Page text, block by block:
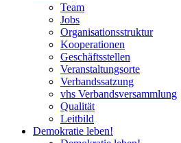
Team
Jobs
Organisationsstruktur
Kooperationen
Geschäftsstellen
Veranstaltungsorte
Verbandssatzung
vhs Verbandsversammlung
Qualität
Leitbild
Demokratie leben!